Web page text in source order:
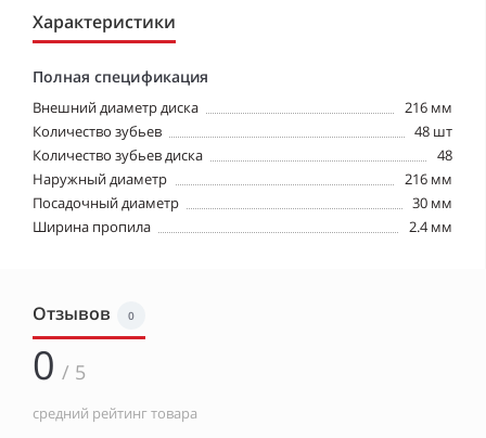
Характеристики
Полная спецификация
Внешний диаметр диска
216 мм
Количество зубьев
48 шт
Количество зубьев диска
48
Наружный диаметр
216 мм
Посадочный диаметр
30 мм
Ширина пропила
2.4 мм
Отзывов 0
0 / 5
средний рейтинг товара